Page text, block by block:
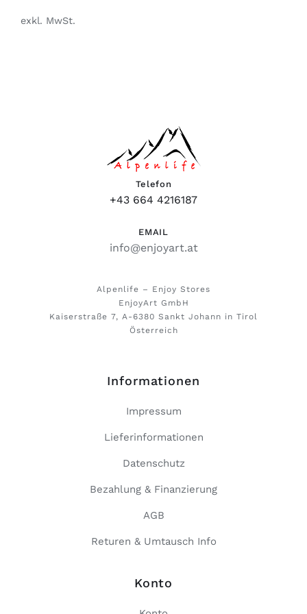
exkl. MwSt.
Telefon
+43 664 4216187
EMAIL
info@enjoyart.at
Alpenlife – Enjoy Stores
EnjoyArt GmbH
Kaiserstraße 7, A-6380 Sankt Johann in Tirol
Österreich
Informationen
Impressum
Lieferinformationen
Datenschutz
Bezahlung & Finanzierung
AGB
Returen & Umtausch Info
Konto